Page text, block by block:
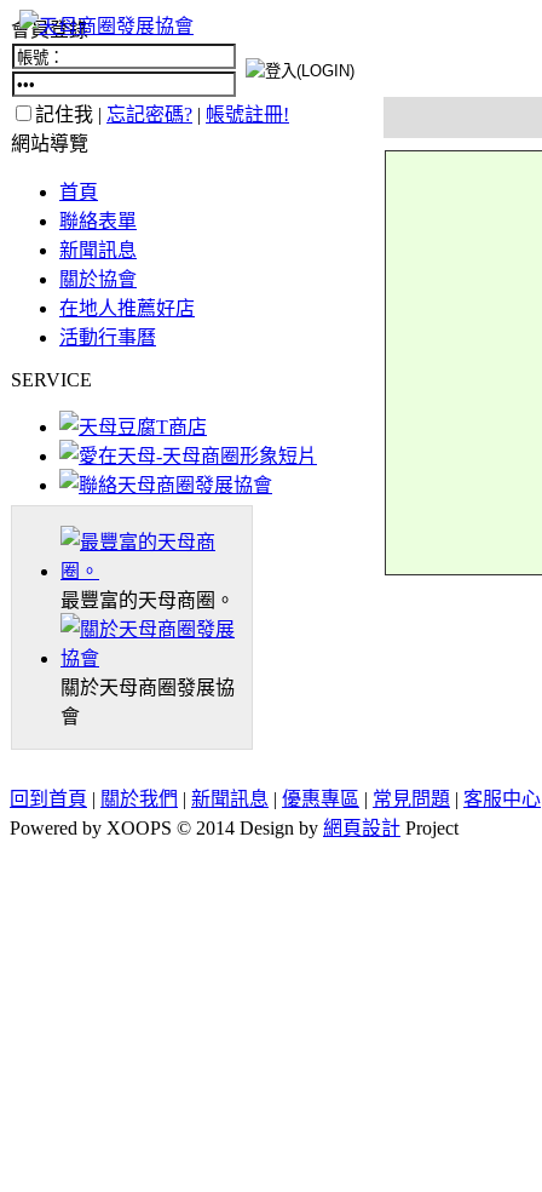
會員登錄
記住我 | 忘記密碼? | 帳號註冊!
網站導覽
首頁
聯絡表單
新聞訊息
關於協會
在地人推薦好店
活動行事曆
SERVICE
最豐富的天母商圈。
關於天母商圈發展協
會
回到首頁 | 關於我們 | 新聞訊息 | 優惠專區 | 常見問題 | 客服中心
Powered by XOOPS © 2014 Design by 網頁設計 Project